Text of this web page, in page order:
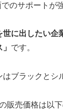
のサポートが強
世に出したい企
です。
ブラックとシ
販売価格は以